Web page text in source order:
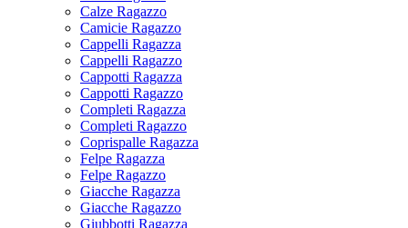
Calze Ragazzo
Camicie Ragazzo
Cappelli Ragazza
Cappelli Ragazzo
Cappotti Ragazza
Cappotti Ragazzo
Completi Ragazza
Completi Ragazzo
Coprispalle Ragazza
Felpe Ragazza
Felpe Ragazzo
Giacche Ragazza
Giacche Ragazzo
Giubbotti Ragazza